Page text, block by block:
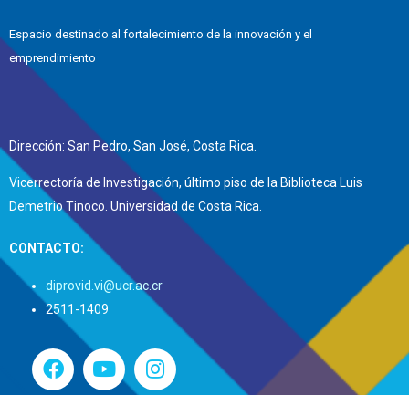
Espacio destinado al fortalecimiento de la innovación y el
emprendimiento
Dirección: San Pedro, San José, Costa Rica.
Vicerrectoría de Investigación, último piso de la Biblioteca Luis
Demetrio Tinoco. Universidad de Costa Rica.
CONTACTO:
diprovid.vi@ucr.ac.cr
2511-1409